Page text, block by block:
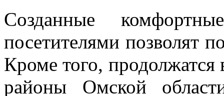
Созданные
посетителями позволят
Кроме того,
районы Омской